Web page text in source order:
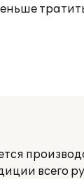
всего